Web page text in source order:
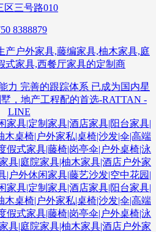
区三号路010
8388879
产户外家具,藤编家具,柚木家具,庭
式家具,西餐厅家具的定制商
力 完善的跟踪体系 已成为国内星
，地产工程配的首选-RATTAN -
LINE